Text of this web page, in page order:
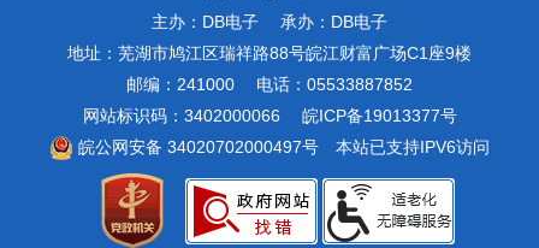
主办：DB电子
承办：DB电子
地址：芜湖市鸠江区瑞祥路88号皖江财富广场C1座9楼
邮编：241000
电话：05533887852
网站标识码：3402000066
皖ICP备19013377号
皖公网安备 34020702000497号
本站已支持IPV6访问